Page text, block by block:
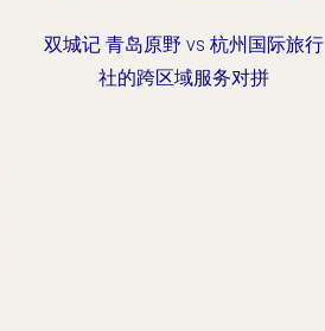
双城记 青岛原野 vs 杭州国际旅行
社的跨区域服务对拼